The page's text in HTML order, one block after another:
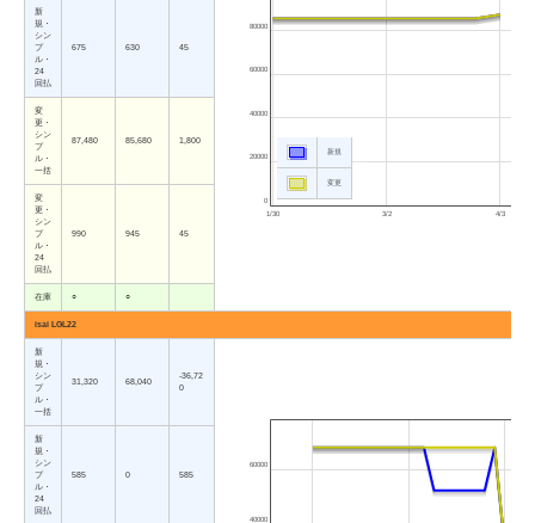
1/30 3/2 4/3
0
20000
40000
60000
80000
新規
変更
新
規・
シン
プ
ル・
24
回払
675 630 45
変
更・
シン
プ
ル・
一括
87,480 85,680 1,800
変
更・
シン
プ
ル・
24
回払
990 945 45
在庫 ○ ○
isai LGL22
新
規・
シン
プ
ル・
一括
31,320 68,040
-36,72
0
40000
60000
新
規・
シン
プ
ル・
24
回払
585 0 585